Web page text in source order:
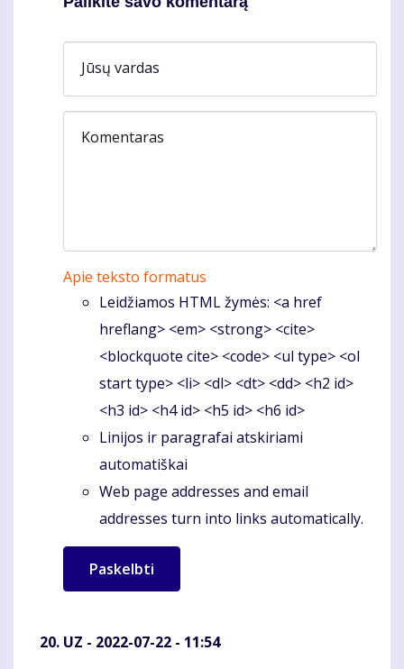
Jūsų vardas
Komentaras
Apie teksto formatus
Leidžiamos HTML žymės: <a href
hreflang> <em> <strong> <cite>
<blockquote cite> <code> <ul type> <ol
start type> <li> <dl> <dt> <dd> <h2 id>
<h3 id> <h4 id> <h5 id> <h6 id>
Linijos ir paragrafai atskiriami
automatiškai
Web page addresses and email
addresses turn into links automatically.
UZ - 2022-07-22 - 11:54